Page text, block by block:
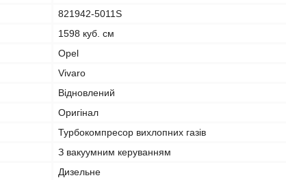
821942-5011S
1598 куб. см
Opel
Vivaro
Відновлений
Оригінал
Турбокомпресор вихлопних газів
З вакуумним керуванням
Дизельне